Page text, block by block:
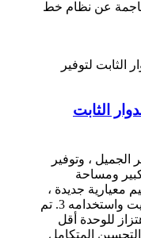
عن نظام خط
الثابت
الجميل ، وتوفير
ومساحة
تصميم معيارية جديدة ،
تخطيط مضغوط ، جاهز للتثبيت واستخدامه 3. تم
للوحدة أقل
من المعايير الدولية. 4. التحسين المتكامل